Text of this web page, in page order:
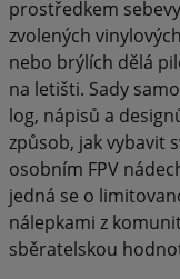
prostředkem
zvolených
nebo brýlích dělá
na letišti. Sady
log, nápisů a
způsob, jak vybavit
osobním FPV
jedná se o
nálepkami z
sběratelskou